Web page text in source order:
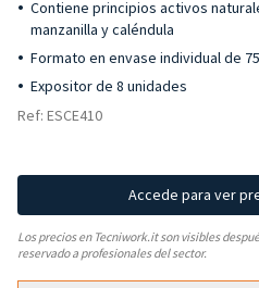
Contiene principios activos
manzanilla y caléndula
Formato en envase individual de
Expositor de 8 unidades
Ref: ESCE410
Accede para ver
Los precios en Tecniwork.it son visibles
reservado a profesionales del sector.